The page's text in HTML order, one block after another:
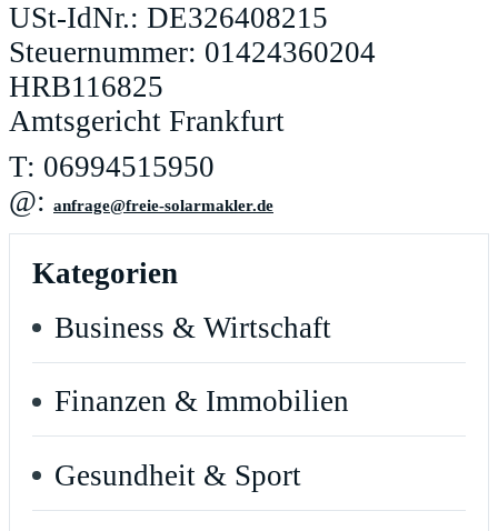
USt-IdNr.: DE326408215
Steuernummer: 01424360204
HRB116825
Amtsgericht Frankfurt
T: 06994515950
@: ed.relkamralos-eierf@egarfna
Kategorien
Business & Wirtschaft
Finanzen & Immobilien
Gesundheit & Sport